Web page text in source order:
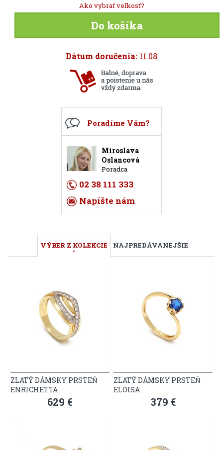
Ako vybrať veľkosť?
Do košíka
Dátum doručenia: 11.08
Poradíme Vám?
Miroslava
Oslancová
Poradca
02 38 111 333
Napíšte nám
VÝBER Z KOLEKCIE NAJPREDÁVANEJŠIE
ZLATÝ DÁMSKY PRSTEŇ
ENRICHETTA
629 €
ZLATÝ DÁMSKY PRSTEŇ
ELOISA
379 €